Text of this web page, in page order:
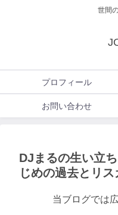
世間
プロフィール
お問い合わせ
DJまるの生い立
じめの過去とリス
当ブログでは